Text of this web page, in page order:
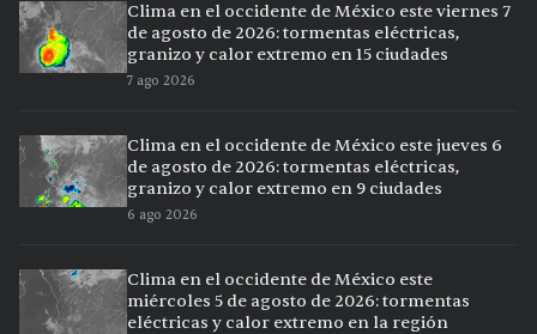
Clima en el occidente de México este viernes 7
de agosto de 2026: tormentas eléctricas,
granizo y calor extremo en 15 ciudades
7 ago 2026
Clima en el occidente de México este jueves 6
de agosto de 2026: tormentas eléctricas,
granizo y calor extremo en 9 ciudades
6 ago 2026
Clima en el occidente de México este
miércoles 5 de agosto de 2026: tormentas
eléctricas y calor extremo en la región